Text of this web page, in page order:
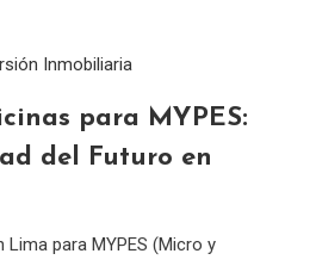
Inmobiliaria
para MYPES:
del Futuro en
Lima para MYPES (Micro y